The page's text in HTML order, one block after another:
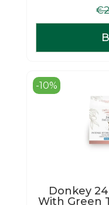
€
-10%
Donkey
With Green